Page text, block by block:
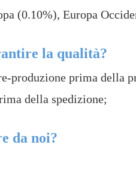
(0.10%), Europa
la qualità?
produzione prima della
della spedizione;
da noi?